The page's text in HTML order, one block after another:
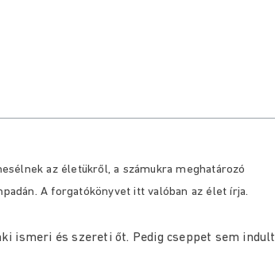
az életükről, a számukra meghatározó
A forgatókönyvet itt valóban az élet írja.
ismeri és szereti őt. Pedig cseppet sem indult